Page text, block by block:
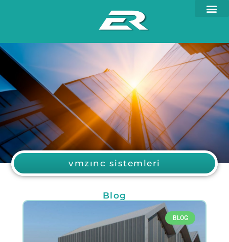
vmzınc sistemleri
Blog
BLOG